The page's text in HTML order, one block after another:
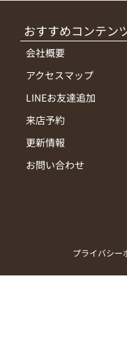
おすすめコンテン
会社概要
アクセスマップ
LINEお友達追加
来店予約
更新情報
お問い合わせ
プライバシー